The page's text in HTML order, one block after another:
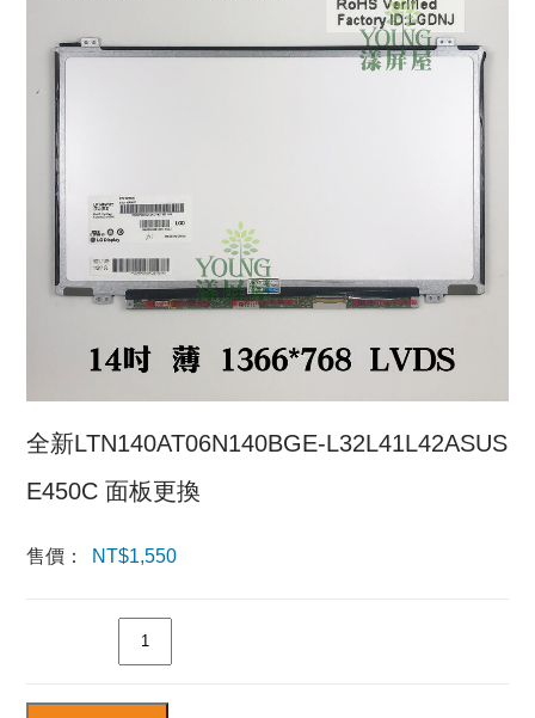
全新LTN140AT06N140BGE-L32L41L42ASUS
E450C 面板更換
售價： NT$1,550